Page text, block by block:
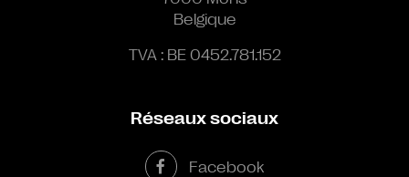
Belgique
TVA : BE 0452.781.152
Réseaux sociaux
Facebook